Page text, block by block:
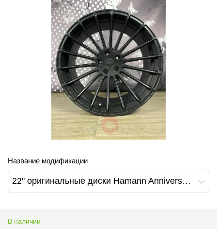
Название модификации
22" оригинальные диски Hamann Anniversary EVO Black BMW X5 X6 F15 F16 G05 G06 X5M X6M F85 F95 (90227640/90227928)
В наличии